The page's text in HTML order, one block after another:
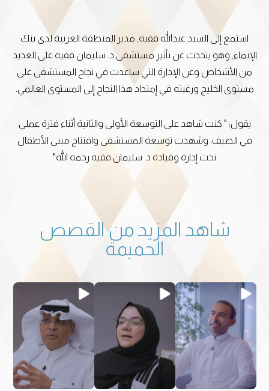
استمع إلى السيد عبدالله فقيه, مدير المنطقة الغربية لدى بنك
الإنماء, وهو يتحدث عن تأثير مستشفى د. سليمان فقيه على العديد
من الأشخاص وعن الإدارة التي ساعدت في نجاح المستشفى على
مستوى الخليج ورغبته في إمتداد هذا النجاح إلى المستوى العالمي.
يقول: " كنت شاهد على التوسعة الأولى والثانية أثناء فترة عملي
في الصيف، وشهدت توسعة المستشفى وافتتاح مبنى الأطفال
تحت إدارة وقيادة د. سليمان فقيه رحمه الله"
شاهد المزيد من القصص
الحميمة